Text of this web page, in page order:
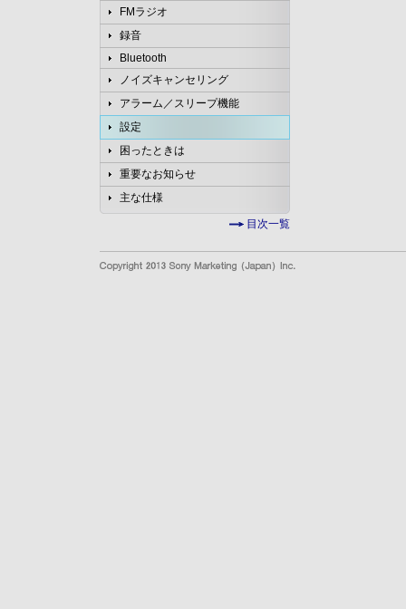
FMラジオ
録音
Bluetooth
ノイズキャンセリング
アラーム／スリープ機能
設定
困ったときは
重要なお知らせ
主な仕様
目次一覧